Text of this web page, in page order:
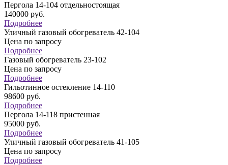
Пергола 14-104 отдельностоящая
140000 руб.
Подробнее
Уличный газовый обогреватель 42-104
Цена по запросу
Подробнее
Газовый обогреватель 23-102
Цена по запросу
Подробнее
Гильотинное остекление 14-110
98600 руб.
Подробнее
Пергола 14-118 пристенная
95000 руб.
Подробнее
Уличный газовый обогреватель 41-105
Цена по запросу
Подробнее